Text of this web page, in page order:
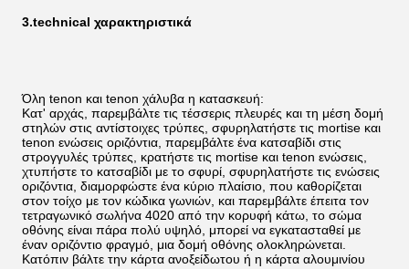
3.technical χαρακτηριστικά
Όλη tenon και tenon χάλυβα η κατασκευή:
Κατ' αρχάς, παρεμβάλτε τις τέσσερις πλευρές και τη μέση δομή
στηλών στις αντίστοιχες τρύπες, σφυρηλατήστε τις mortise και
tenon ενώσεις οριζόντια, παρεμβάλτε ένα κατσαβίδι στις
στρογγυλές τρύπες, κρατήστε τις mortise και tenon ενώσεις,
χτυπήστε το κατσαβίδι με το σφυρί, σφυρηλατήστε τις ενώσεις
οριζόντια, διαμορφώστε ένα κύριο πλαίσιο, που καθορίζεται
στον τοίχο με τον κώδικα γωνιών, και παρεμβάλτε έπειτα τον
τετραγωνικό σωλήνα 4020 από την κορυφή κάτω, το σώμα
οθόνης είναι πάρα πολύ υψηλό, μπορεί να εγκατασταθεί με
έναν οριζόντιο φραγμό, μια δομή οθόνης ολοκληρώνεται.
Κατόπιν βάλτε την κάρτα ανοξείδωτου ή η κάρτα αλουμινίου